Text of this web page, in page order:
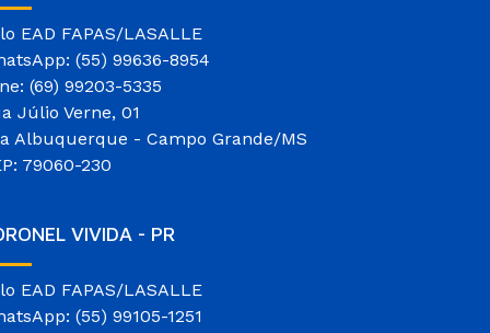
EAD FAPAS/LASALLE
(55) 99636-8954
(69) 99203-5335
Júlio Verne, 01
Albuquerque - Campo Grande/MS
79060-230
VIVIDA - PR
EAD FAPAS/LASALLE
(55) 99105-1251